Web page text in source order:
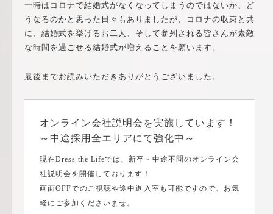
一時はコロナで結婚式がなくなってしまうのではないか、ど
うなるのかと思った日々もありましたが、コロナの収束と共
に、結婚式を挙げるお二人、そして参列される皆さんが素敵
な時間を過ごせる結婚式が増えることを願います。
最後までお読みいただきありがとうございました。
オンライン会社説明会を実施しています！
～中途採用全エリアにて強化中～
現在Dress the Lifeでは、新卒・中途不問のオンライン会
社説明会を開催しております！
画面OFFでのご視聴や途中退入室も可能ですので、お気
軽にご参加くださいませ。